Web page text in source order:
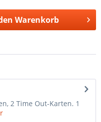
Warenkorb
2 Time Out-Karten. 1